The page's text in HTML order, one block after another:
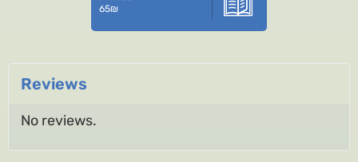
65₪
Reviews
No reviews.